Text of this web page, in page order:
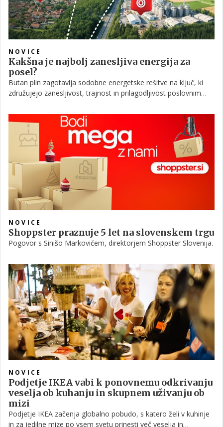
NOVICE
Kakšna je najbolj zanesljiva energija za
posel?
Butan plin zagotavlja sodobne energetske rešitve na ključ, ki
združujejo zanesljivost, trajnost in prilagodljivost poslovnim
NOVICE
Shoppster praznuje 5 let na slovenskem trgu
Pogovor s Sinišo Markovićem, direktorjem Shoppster Slovenija.
NOVICE
Podjetje IKEA vabi k ponovnemu odkrivanju
veselja ob kuhanju in skupnem uživanju ob
mizi
Podjetje IKEA začenja globalno pobudo, s katero želi v kuhinje
in za jedilne mize po vsem svetu prinesti več veselja in